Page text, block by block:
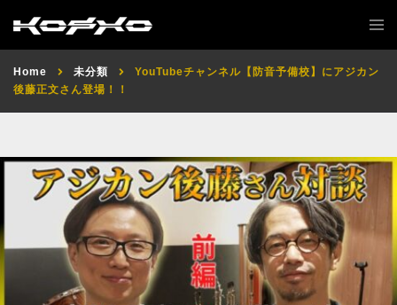
Home 未分類
YouTubeチャンネル【防音予備校】にアジカン
後藤正文さん登場！！